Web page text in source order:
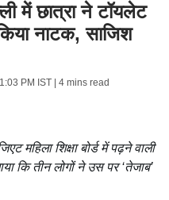
में छात्रा ने टॉयलेट
नाटक, साजिश
PM IST| 4 mins read
महिला शिक्षा बोर्ड में पढ़ने वाली
कि तीन लोगों ने उस पर ‘तेजाब’